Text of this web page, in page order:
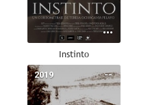
Instinto
--
2019